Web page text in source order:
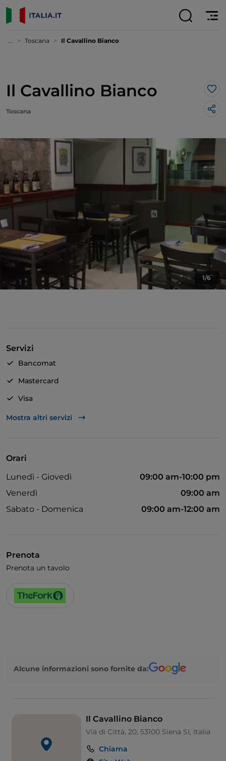
... Toscana Il Cavallino Bianco
Il Cavallino Bianco
Toscana
1/6
Servizi
Bancomat
Mastercard
Visa
Accesso disabili
Mostra altri servizi
Orari
Lunedì - Giovedì
09:00 am-10:00 pm
Venerdì
09:00 am
Sabato - Domenica
09:00 am-12:00 am
Prenota
Prenota un tavolo
Alcune informazioni sono fornite da:
Il Cavallino Bianco
Via di Città, 20, 53100 Siena SI, Italia
Chiama